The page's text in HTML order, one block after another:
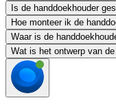
Is de handdoekhouder
Hoe monteer ik de
Waar is de
Wat is het ontwerp van